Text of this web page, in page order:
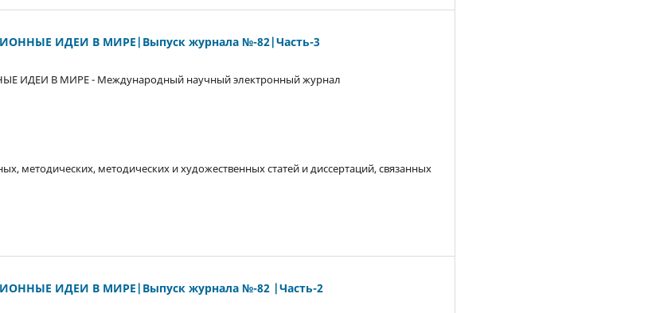
ИДЕИ В МИРЕ|Выпуск журнала №-82|Часть-3
В МИРЕ - Международный научный электронный журнал
методических, методических и художественных статей и диссертаций, связанных
ИДЕИ В МИРЕ|Выпуск журнала №-82 |Часть-2